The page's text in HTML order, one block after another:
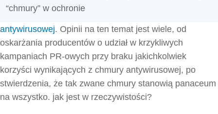
“chmury” w ochronie
antywirusowej. Opinii na ten temat jest wiele, od
oskarżania producentów o udział w krzykliwych
kampaniach PR-owych przy braku jakichkolwiek
korzyści wynikających z chmury antywirusowej, po
stwierdzenia, że tak zwane chmury stanowią panaceum
na wszystko. jak jest w rzeczywistości?